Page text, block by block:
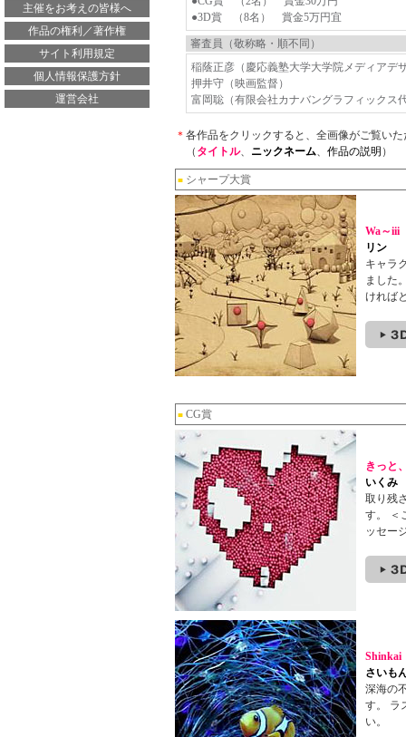
主催をお考えの皆様へ
作品の権利／著作権
サイト利用規定
個人情報保護方針
運営会社
●3D賞 （8名） 賞金5万円宜
審査員（敬称略・順不同）
稲蔭正彦（慶応義塾大学大学院メディアデ
押井守（映画監督）
富岡聡（有限会社カナバングラフィックス
＊ 各作品をクリックすると、全画像がご覧いた
（ タイトル、 ニックネーム、 作品の説明 ）
■ シャープ大賞
Wa～iii
リン
キャラ
ました
ければ
■ CG賞
きっと
いくみ
取り残
す。 ＜
ッセー
Shinkai
さいも
深海の
す。 ラ
い。